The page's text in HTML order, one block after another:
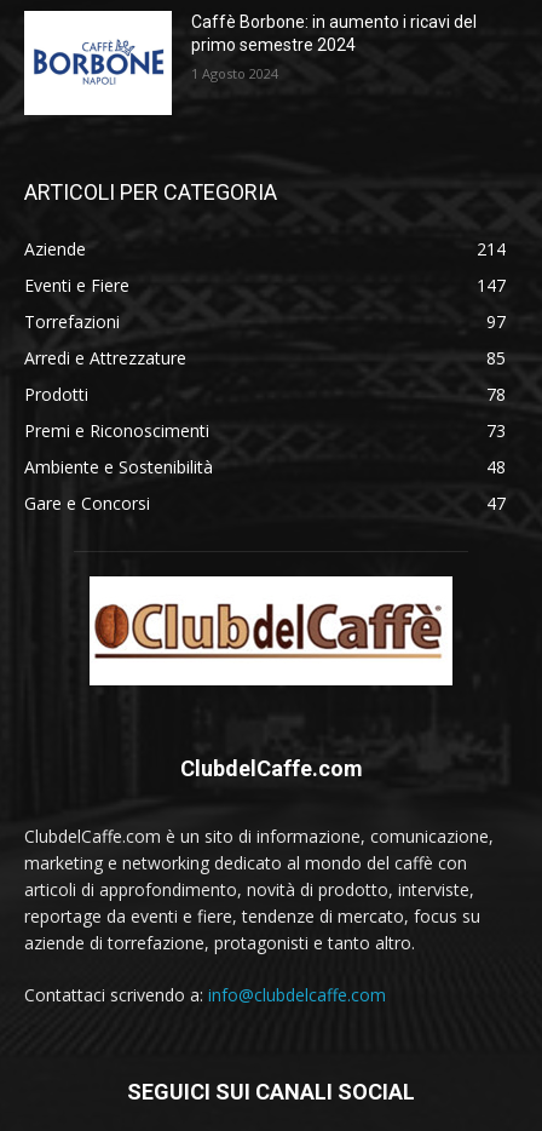
Caffè Borbone: in aumento i ricavi del
primo semestre 2024
1 Agosto 2024
ARTICOLI PER CATEGORIA
Aziende
214
Eventi e Fiere
147
Torrefazioni
97
Arredi e Attrezzature
85
Prodotti
78
Premi e Riconoscimenti
73
Ambiente e Sostenibilità
48
Gare e Concorsi
47
ClubdelCaffe.com
ClubdelCaffe.com è un sito di informazione, comunicazione,
marketing e networking dedicato al mondo del caffè con
articoli di approfondimento, novità di prodotto, interviste,
reportage da eventi e fiere, tendenze di mercato, focus su
aziende di torrefazione, protagonisti e tanto altro.
Contattaci scrivendo a: info@clubdelcaffe.com
SEGUICI SUI CANALI SOCIAL